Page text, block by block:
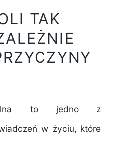
TAK
to jedno z
w życiu, które